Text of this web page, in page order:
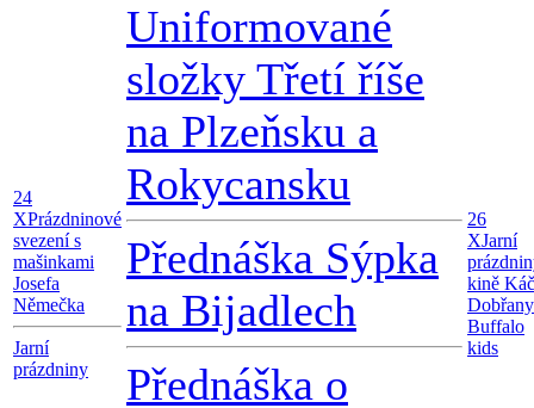
24
XPrázdninové
svezení s
mašinkami
Josefa
Němečka
Jarní
prázdniny
Uniformované
složky Třetí říše
na Plzeňsku a
Rokycansku
Přednáška Sýpka
na Bijadlech
Přednáška o
26
XJarní
kině
Dobřany
Buffalo
kids